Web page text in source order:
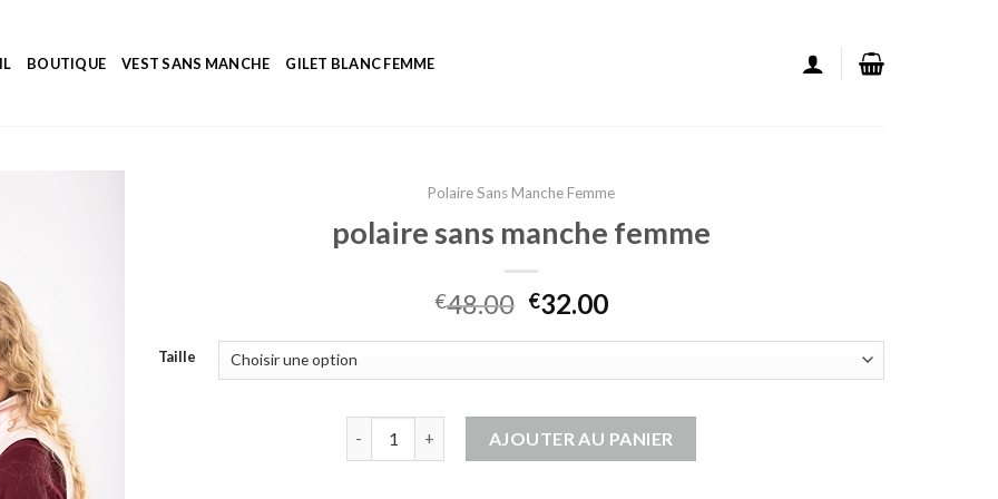
BOUTIQUE VEST SANS MANCHE GILET BLANC FEMME
Polaire Sans Manche Femme
polaire sans manche femme
€48.00 €32.00
Taille
AJOUTER AU PANIER